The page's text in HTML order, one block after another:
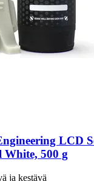
LCD
White, 500 g
ja kestävä